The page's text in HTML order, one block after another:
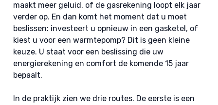
maakt meer geluid, of de gasrekening loopt elk jaar
verder op. En dan komt het moment dat u moet
beslissen: investeert u opnieuw in een gasketel, of
kiest u voor een warmtepomp? Dit is geen kleine
keuze. U staat voor een beslissing die uw
energierekening en comfort de komende 15 jaar
bepaalt.
In de praktijk zien we drie routes. De eerste is een